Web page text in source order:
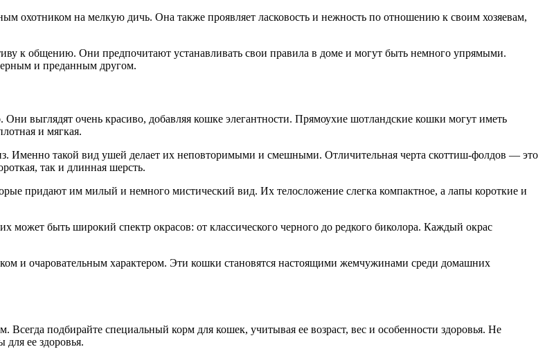
охотником на мелкую дичь. Она также проявляет ласковость и нежность по отношению к своим хозяевам,
к общению. Они предпочитают устанавливать свои правила в доме и могут быть немного упрямыми.
и преданным другом.
выглядят очень красиво, добавляя кошке элегантности. Прямоухие шотландские кошки могут иметь
и мягкая.
Именно такой вид ушей делает их неповторимыми и смешными. Отличительная черта скоттиш-фолдов — это
так и длинная шерсть.
придают им милый и немного мистический вид. Их телосложение слегка компактное, а лапы короткие и
быть широкий спектр окрасов: от классического черного до редкого биколора. Каждый окрас
и очаровательным характером. Эти кошки становятся настоящими жемчужинами среди домашних
подбирайте специальный корм для кошек, учитывая ее возраст, вес и особенности здоровья. Не
ее здоровья.